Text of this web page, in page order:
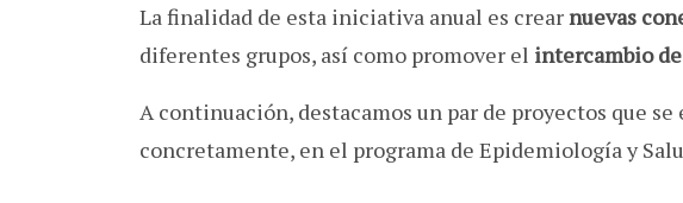
La finalidad de esta iniciativa anual es crearnuevas
diferentes grupos, así como promover el intercambio
A continuación, destacamos un par de proyectos que
concretamente, en el programa de Epidemiología y